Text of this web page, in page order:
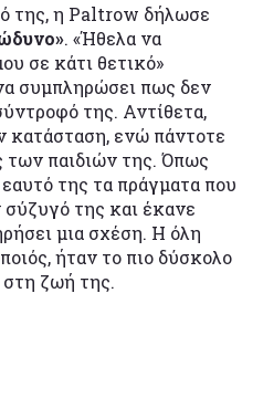
της, η Paltrow δήλωσε
. «Ήθελα να
σε κάτι θετικό»
συμπληρώσει πως δεν
της. Αντίθετα,
κατάσταση, ενώ πάντοτε
των παιδιών της. Όπως
της τα πράγματα που
της και έκανε
μια σχέση. Η όλη
ήταν το πιο δύσκολο
στη ζωή της.